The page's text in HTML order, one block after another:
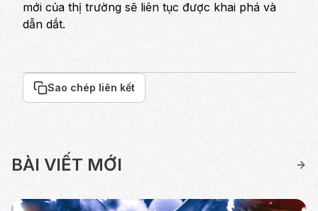
mới của thị trường sẽ liên tục được khai phá và
dẫn dắt.
Sao chép liên kết
BÀI VIẾT MỚI